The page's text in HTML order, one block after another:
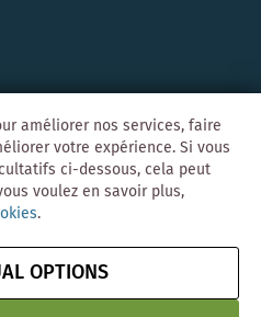
Y1 Digital AG
Résilier le contrat
améliorer nos services, faire
votre expérience. Si vous
ci-dessous, cela peut
voulez en savoir plus,
.
OPTIONS